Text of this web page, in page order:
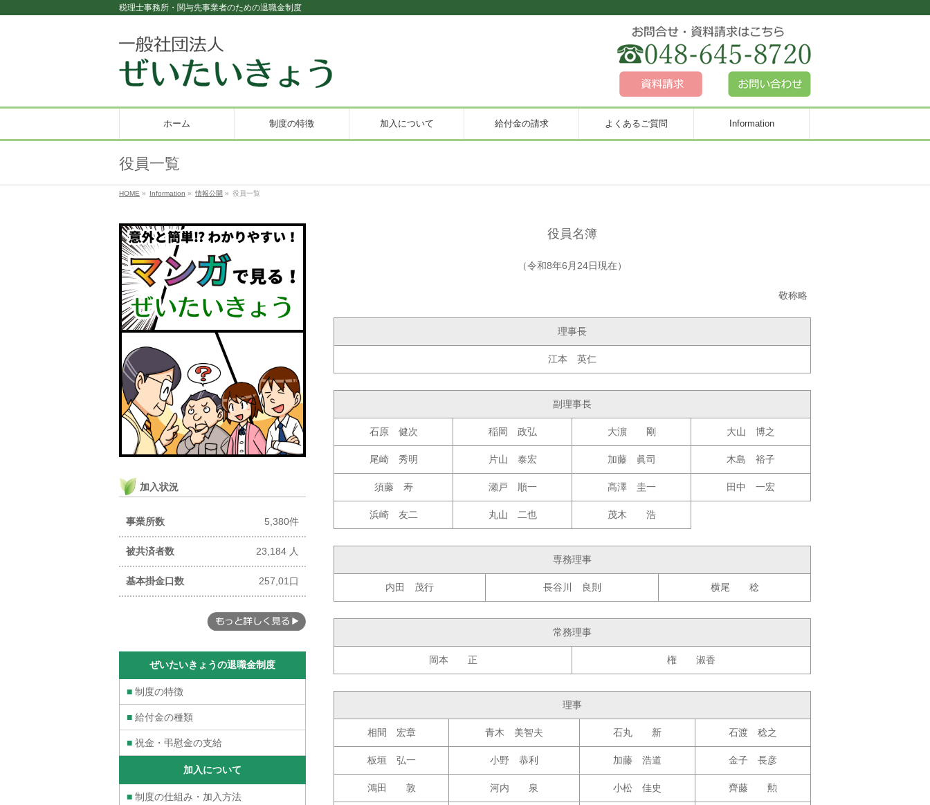
税理士事務所・関与先事業者のための退職金制度
ホーム 制度の特徴 加入について 給付金の請求 よくあるご質問 Information
役員一覧
HOME » Information » 情報公開 » 役員一覧
役員名簿
（令和8年6月24日現在）
敬称略
理事長
江本 英仁
副理事長
石原 健次 稲岡 政弘 大濵 剛 大山 博之
尾崎 秀明 片山 泰宏 加藤 眞司 木島 裕子
須藤 寿 瀬戸 順一 髙澤 圭一 田中 一宏
浜崎 友二 丸山 二也 茂木 浩
専務理事
内田 茂行 長谷川 良則 横尾 稔
常務理事
岡本 正 権 淑香
理事
相間 宏章 青木 美智夫 石丸 新 石渡 稔之
板垣 弘一 小野 恭利 加藤 浩道 金子 長彦
鴻田 敦 河内 泉 小松 佳史 齊藤 勲
加入状況
事業所数 5,380件
被共済者数 23,184 人
基本掛金口数 257,01口
ぜいたいきょうの退職金制度
■ 制度の特徴
■ 給付金の種類
■ 祝金・弔慰金の支給
加入について
■ 制度の仕組み・加入方法